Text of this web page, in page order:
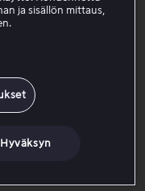
haluat liittää tilin.
käyttää olemassa
tiliisi on liitetty aiempi
ennen kuin voit
olemassa
ja sisällön mittaus,
Hyväksyn